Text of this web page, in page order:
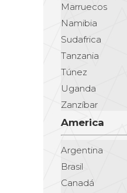
Marruecos
Namibia
Sudafrica
Tanzania
Túnez
Uganda
Zanzíbar
America
Argentina
Brasil
Canadá